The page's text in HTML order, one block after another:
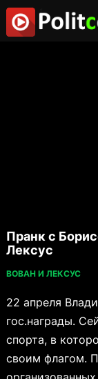
Пранк с
Лексус
ВОВАН И ЛЕКСУС
22 апреля
гос.награды.
спорта, в
своим флагом.